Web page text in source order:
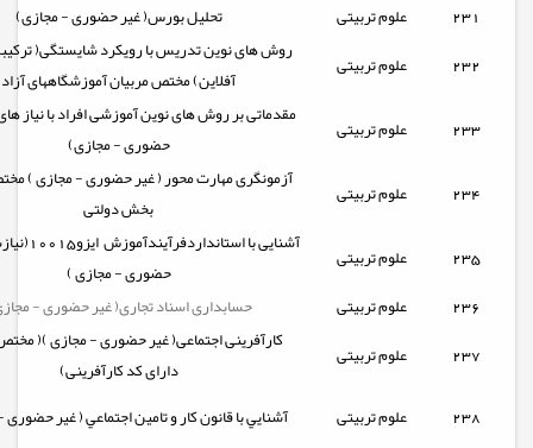
231
علوم تربیتی
تحلیل بورس( غیر حضوری - مجازی)
232
علوم تربیتی
روش های نوین تدریس با رویکرد شایستگی(
آفلاین) مختص مربیان آموزشگاههای آزاد
233
علوم تربیتی
مقدماتی بر روش های نوین آموزشی افراد با نیاز
حضوری - مجازی)
234
علوم تربیتی
آزمونگری مهارت محور ( غیر حضوری - مجازی )
بخش دولتی
235
علوم تربیتی
آشنایی با
حضوری - مجازی )
236
علوم تربیتی
حسابداری اسناد تجاری( غیر حضوری -
237
علوم تربیتی
کارآفرینی اجتماعی( غیر حضوری - مجازی )(
دارای کد کارآفرینی)
238
علوم تربیتی آشنايي با قانون كار و تامين اجتماعي ( غیر